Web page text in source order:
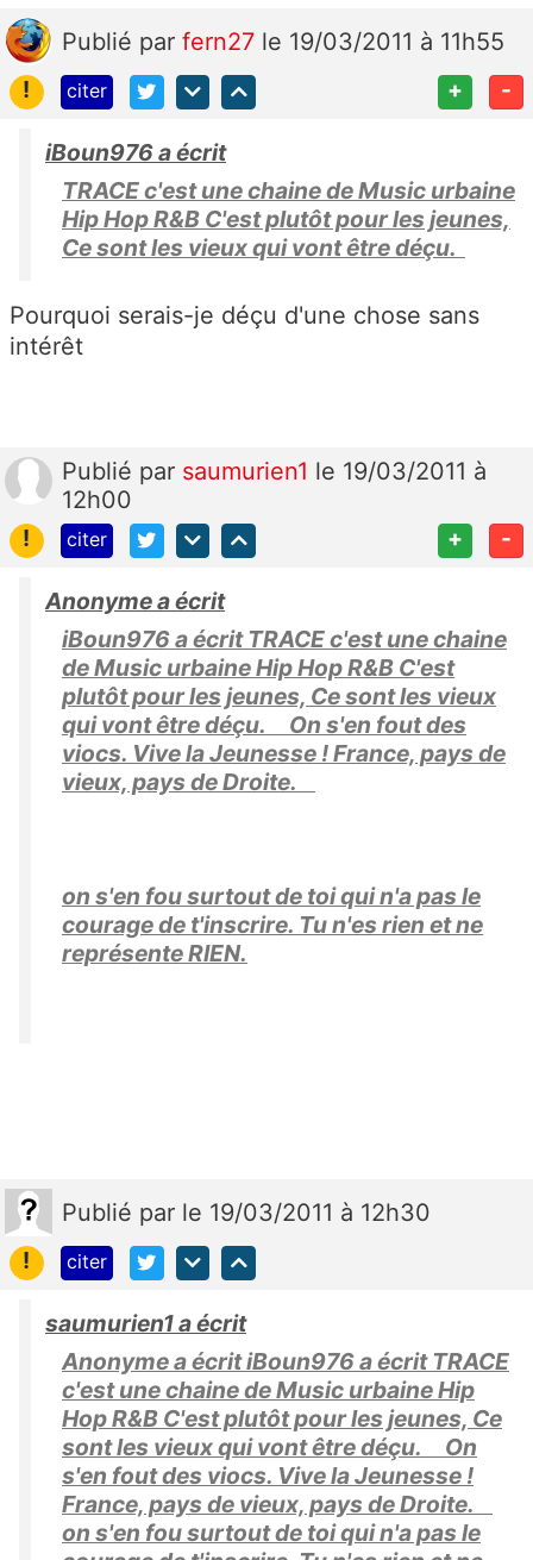
Publié par fern27 le 19/03/2011 à 11h55
!
citer + -
iBoun976 a écrit
TRACE c'est une chaine de Music urbaine
Hip Hop R&B C'est plutôt pour les jeunes,
Ce sont les vieux qui vont être déçu.
Pourquoi serais-je déçu d'une chose sans
intérêt
Publié par saumurien1 le 19/03/2011 à
12h00
!
citer + -
Anonyme a écrit
iBoun976 a écrit TRACE c'est une chaine
de Music urbaine Hip Hop R&B C'est
plutôt pour les jeunes, Ce sont les vieux
qui vont être déçu. On s'en fout des
viocs. Vive la Jeunesse ! France, pays de
vieux, pays de Droite.
on s'en fou surtout de toi qui n'a pas le
courage de t'inscrire. Tu n'es rien et ne
représente RIEN.
Publié par le 19/03/2011 à 12h30
!
citer
saumurien1 a écrit
Anonyme a écrit iBoun976 a écrit TRACE
c'est une chaine de Music urbaine Hip
Hop R&B C'est plutôt pour les jeunes, Ce
sont les vieux qui vont être déçu. On
s'en fout des viocs. Vive la Jeunesse !
France, pays de vieux, pays de Droite.
on s'en fou surtout de toi qui n'a pas le